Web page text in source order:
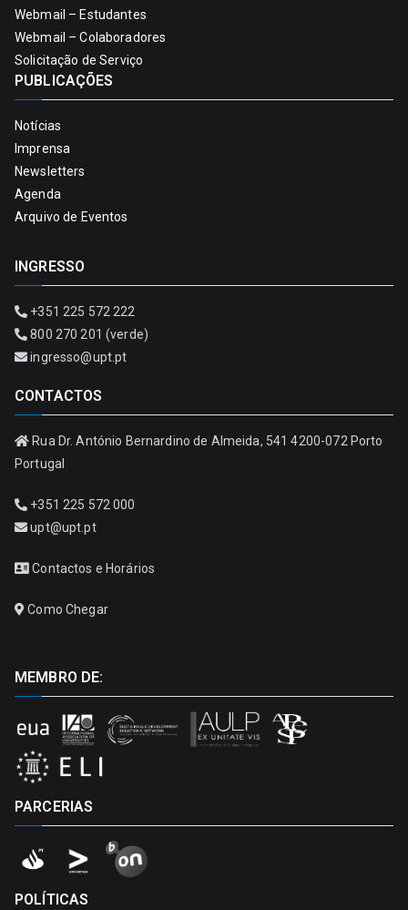
Webmail – Estudantes
Webmail – Colaboradores
Solicitação de Serviço
PUBLICAÇÕES
Notícias
Imprensa
Newsletters
Agenda
Arquivo de Eventos
INGRESSO
+351 225 572 222
800 270 201 (verde)
ingresso@upt.pt
CONTACTOS
Rua Dr. António Bernardino de Almeida, 541 4200-072 Porto
Portugal
+351 225 572 000
upt@upt.pt
Contactos e Horários
Como Chegar
MEMBRO DE:
PARCERIAS
POLÍTICAS